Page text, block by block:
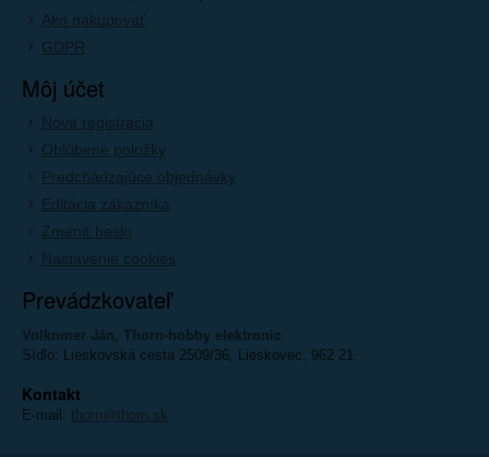
Ako nakupovať
GDPR
Môj účet
Nová registrácia
Oblúbené položky
Predchádzajúce objednávky
Editácia zákazníka
Zmeniť heslo
Nastavenie cookies
Prevádzkovateľ
Volkomer Ján, Thorn-hobby elektronic
Sídlo: Lieskovská cesta 2509/36, Lieskovec, 962 21
Kontakt
E-mail: thorn@thorn.sk